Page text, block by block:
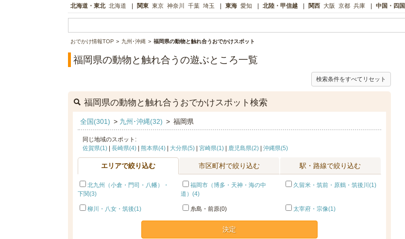
北海道・東北 北海道 関東 東京 神奈川 千葉 埼玉 東海 愛知 北陸・甲信越 関西 大阪 京都 兵庫 中国・四国
おでかけ情報TOP 九州･沖縄 福岡県の動物と触れ合うおでかけスポット
福岡県の動物と触れ合うの遊ぶところ一覧
検索条件をすべてリセット
福岡県の動物と触れ合うおでかけスポット検索
全国(301) > 九州･沖縄(32) > 福岡県
同じ地域のスポット:
佐賀県(1)| 長崎県(4)| 熊本県(4)| 大分県(5)| 宮崎県(1)| 鹿児島県(2)| 沖縄県(5)
エリアで絞り込む 市区町村で絞り込む 駅・路線で絞り込む
北九州（小倉・門司・八幡）・
下関(3)
福岡市（博多・天神・海の中
道）(4)
久留米・筑前・原鶴・筑後川(1)
柳川・八女・筑後(1) 糸島・前原(0) 太宰府・宗像(1)
決定